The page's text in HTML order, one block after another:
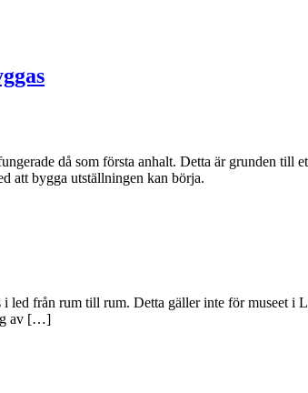
då som första anhalt. Detta är grunden till
att bygga utställningen kan börja.
led från rum till rum. Detta gäller inte för museet
av […]